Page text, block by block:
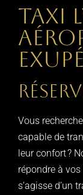
Taxi
Vous
capable de
leur confort ?
répondre à
s’agisse d’un